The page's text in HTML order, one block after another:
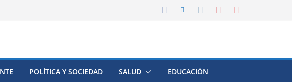
POLÍTICA Y SOCIEDAD SALUD EDUCACIÓN